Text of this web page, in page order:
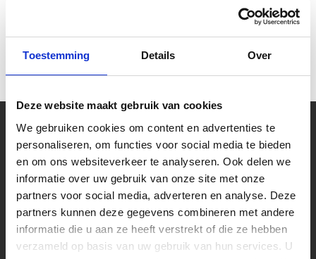
Toestemming Details Over
Deze website maakt gebruik van cookies
We gebruiken cookies om content en advertenties te
personaliseren, om functies voor social media te bieden
en om ons websiteverkeer te analyseren. Ook delen we
informatie over uw gebruik van onze site met onze
partners voor social media, adverteren en analyse. Deze
partners kunnen deze gegevens combineren met andere
informatie die u aan ze heeft verstrekt of die ze hebben
verzameld op basis van uw gebruik van hun services. U
04 / 06 / 2024
Uw muziekwinkel sinds 45 jaar
Muziek is tijdloos, maar Muziekhuis
Souman is zeker met de tijd mee gegaan!
Bestel online op Souman.nl of kom naar
onze muziekwinkel van 2000m2 vlakbij
Zwolle. Laat u adviseren over een nieuwe
piano of test zelf één van de speelklare
gitaren.